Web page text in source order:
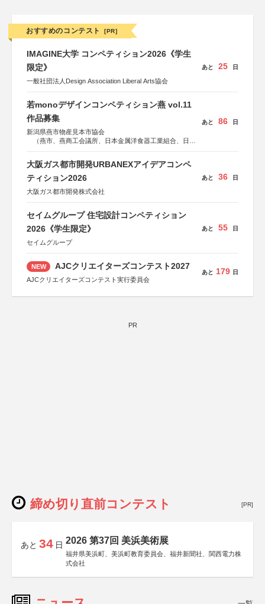
おすすめのコンテスト [PR]
IMAGINE大学 コンペティション2026《学生
限定》
一般社団法人Design Association Liberal Arts協会
あと 25 日
若monoデザインコンペティション燕 vol.11
作品募集
新潟県燕市物産見本市協会
（燕市、燕商工会議所、日本金属洋食器工業組合、日本
あと 86 日
大阪ガス都市開発URBANEXアイデアコンペ
ティション2026
大阪ガス都市開発株式会社
あと 36 日
セイムグループ 住宅設計コンペティション
2026《学生限定》
セイムグループ
あと 55 日
NEW AJCクリエイターズコンテスト2027
AJCクリエイターズコンテスト実行委員会
あと 179 日
PR
締め切り直前コンテスト [PR]
あと 34 日 2026 第37回 美浜美術展
福井県美浜町、美浜町教育委員会、福井新聞社、関西電力株
式会社